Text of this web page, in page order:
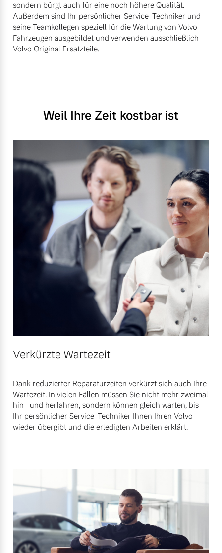
sondern bürgt auch für eine noch höhere Qualität.
Außerdem sind Ihr persönlicher Service-Techniker und
seine Teamkollegen speziell für die Wartung von Volvo
Fahrzeugen ausgebildet und verwenden ausschließlich
Volvo Original Ersatzteile.
Weil Ihre Zeit kostbar ist
Verkürzte Wartezeit
Dank reduzierter Reparaturzeiten verkürzt sich auch Ihre
Wartezeit. In vielen Fällen müssen Sie nicht mehr zweimal
hin- und herfahren, sondern können gleich warten, bis
Ihr persönlicher Service-Techniker Ihnen Ihren Volvo
wieder übergibt und die erledigten Arbeiten erklärt.